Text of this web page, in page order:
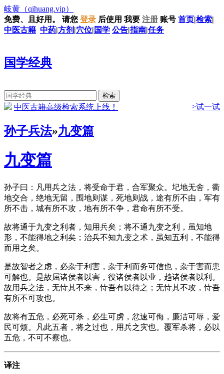
岐黄 （qihuang.vip）
免费、且好用。
请您 登录 后使用 我要 注册 账号 首页|检索|
中医古籍 中药|方剂 |穴位| 国学 公告|指南|任务
国学经典
中医古籍高级检索系统上线！ >试一试
孙子兵法»九变篇
九变篇
孙子曰：凡用兵之法，将受命于君，合军聚众。圮地无舍，衢
地交合，绝地无留，围地则谋，死地则战，途有所不由，军有
所不击，城有所不攻，地有所不争，君命有所不受。
故将通于九变之利者，知用兵矣；将不通九变之利，虽知地
形，不能得地之利矣；治兵不知九变之术，虽知五利，不能得
而用之矣。
是故智者之虑，必杂于利害，杂于利而务可信也，杂于害而患
可解也。是故屈诸侯者以害，役诸侯者以业，趋诸侯者以利。
故用兵之法，无恃其不来，恃吾有以待之；无恃其不攻，恃吾
有所不可攻也。
故将有五危，必死可杀，必生可虏，忿速可侮，廉洁可辱，爱
民可烦。凡此五者，将之过也，用兵之灾也。覆军杀将，必以
五危，不可不察也。
译注